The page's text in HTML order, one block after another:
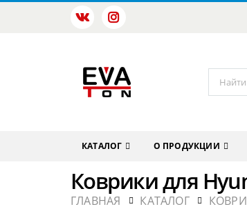
КАТАЛОГ О ПРОДУКЦИИ
Коврики для
ГЛАВНАЯ КАТАЛОГ